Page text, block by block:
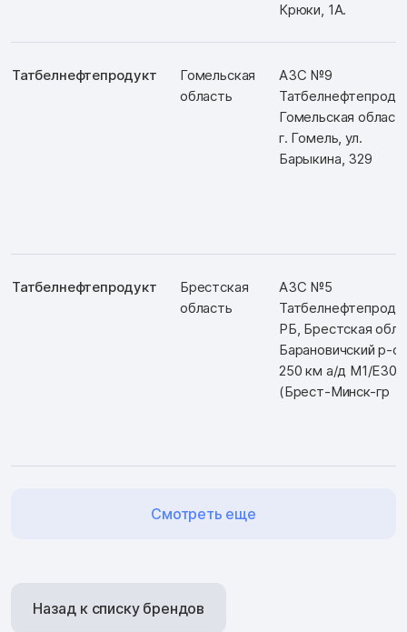
Крюки, 1А.
Татбелнефтепродукт
Гомельская
область
АЗС №9
Гомельская
г. Гомель, ул.
Барыкина, 329
Татбелнефтепродукт
Брестская
область
АЗС №5
РБ, Брестская обл.,
Барановичский р-
250 км а/д М1/Е30
(Брест-Минск-гр
Смотреть еще
Назад к списку брендов